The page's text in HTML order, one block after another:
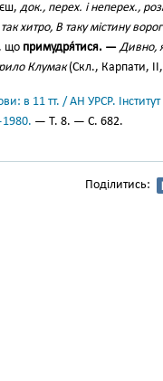
док., перех. і неперех.,
хитро, В таку містину
що примудря́тися. — Дивно,
Клумак(Скл., Карпати,
в 11 тт. / АН УРСР.
— Т. 8. — С. 682.
Поділитись: